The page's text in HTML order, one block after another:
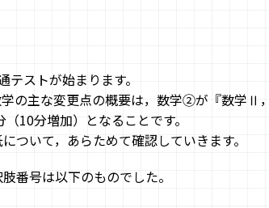
ストが始まります。
の主な変更点の概要は，数学②が『数学Ⅱ
10分増加）となることです。
ついて，あらためて確認していきます。
番号は以下のものでした。